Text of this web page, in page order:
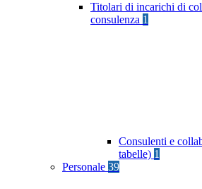
Titolari di incarichi di
consulenza 1
Consulenti e
tabelle) 1
Personale 39